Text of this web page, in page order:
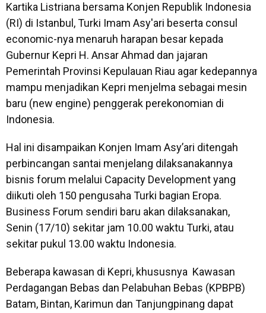
Kartika Listriana bersama Konjen Republik Indonesia
(RI) di Istanbul, Turki Imam Asy'ari beserta consul
economic-nya menaruh harapan besar kepada
Gubernur Kepri H. Ansar Ahmad dan jajaran
Pemerintah Provinsi Kepulauan Riau agar kedepannya
mampu menjadikan Kepri menjelma sebagai mesin
baru (new engine) penggerak perekonomian di
Indonesia.
Hal ini disampaikan Konjen Imam Asy’ari ditengah
perbincangan santai menjelang dilaksanakannya
bisnis forum melalui Capacity Development yang
diikuti oleh 150 pengusaha Turki bagian Eropa.
Business Forum sendiri baru akan dilaksanakan,
Senin (17/10) sekitar jam 10.00 waktu Turki, atau
sekitar pukul 13.00 waktu Indonesia.
Beberapa kawasan di Kepri, khususnya Kawasan
Perdagangan Bebas dan Pelabuhan Bebas (KPBPB)
Batam, Bintan, Karimun dan Tanjungpinang dapat